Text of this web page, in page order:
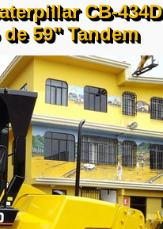
CB-434D
59" Tandem